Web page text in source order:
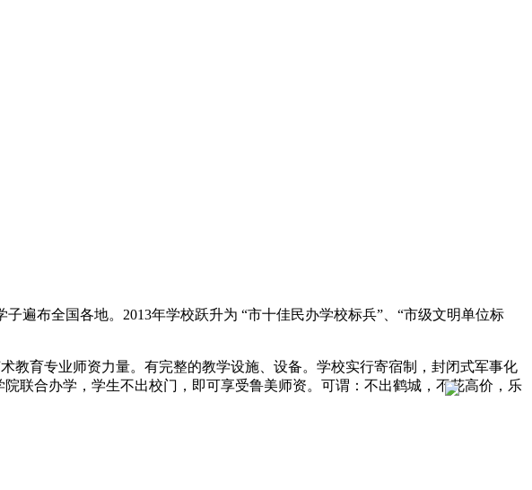
布全国各地。2013年学校跃升为 “市十佳民办学校标兵”、“市级文明单位标
教育专业师资力量。有完整的教学设施、设备。学校实行寄宿制，封闭式军事化
联合办学，学生不出校门，即可享受鲁美师资。可谓：不出鹤城，不花高价，乐